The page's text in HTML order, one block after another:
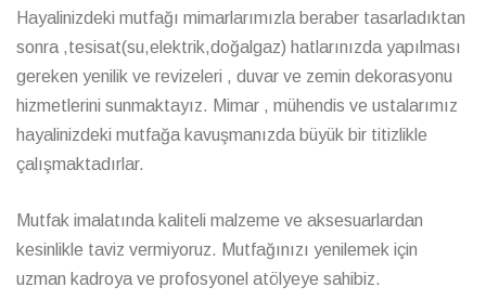
Hayalinizdeki mutfağı mimarlarımızla beraber tasarladıktan
sonra ,tesisat(su,elektrik,doğalgaz) hatlarınızda yapılması
gereken yenilik ve revizeleri , duvar ve zemin dekorasyonu
hizmetlerini sunmaktayız. Mimar , mühendis ve ustalarımız
hayalinizdeki mutfağa kavuşmanızda büyük bir titizlikle
çalışmaktadırlar.
Mutfak imalatında kaliteli malzeme ve aksesuarlardan
kesinlikle taviz vermiyoruz. Mutfağınızı yenilemek için
uzman kadroya ve profosyonel atölyeye sahibiz.